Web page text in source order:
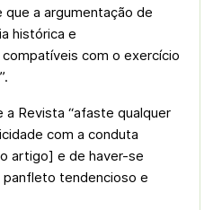
a argumentação de
histórica e
com o exercício
a Revista “afaste qualquer
com a conduta
artigo] e de haver-se
tendencioso e